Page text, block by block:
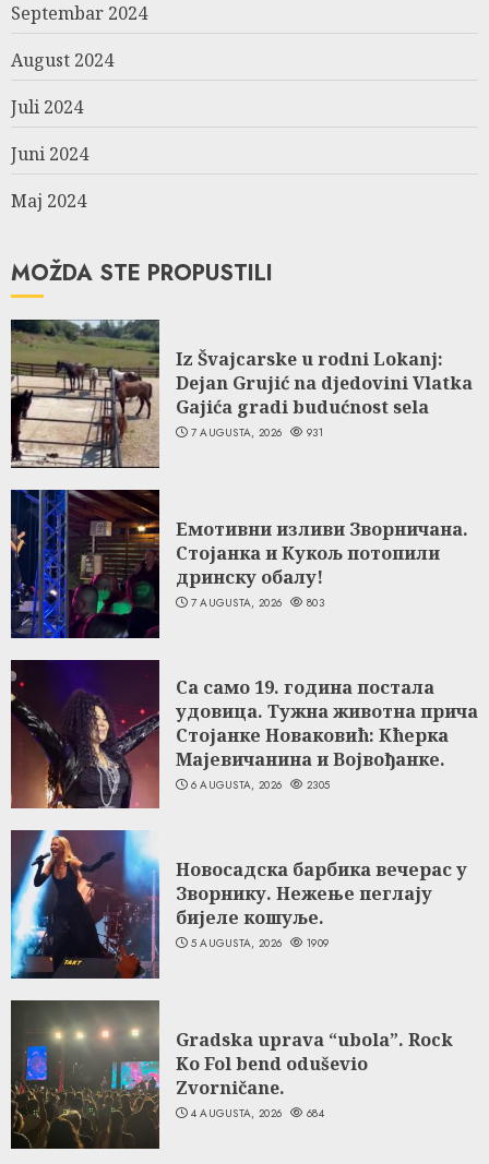
Septembar 2024
August 2024
Juli 2024
Juni 2024
Maj 2024
MOŽDA STE PROPUSTILI
Iz Švajcarske u rodni Lokanj:
Dejan Grujić na djedovini Vlatka
Gajića gradi budućnost sela
7 AUGUSTA, 2026 931
Емотивни изливи Зворничана.
Стојанка и Кукољ потопили
дринску обалу!
7 AUGUSTA, 2026 803
Са само 19. година постала
удовица. Тужна животна прича
Стојанке Новаковић: Кћерка
Мајевичанина и Војвођанке.
6 AUGUSTA, 2026 2305
Новосадска барбика вечерас у
Зворнику. Нежење пеглају
бијеле кошуље.
5 AUGUSTA, 2026 1909
Gradska uprava “ubola”. Rock
Ko Fol bend oduševio
Zvorničane.
4 AUGUSTA, 2026 684